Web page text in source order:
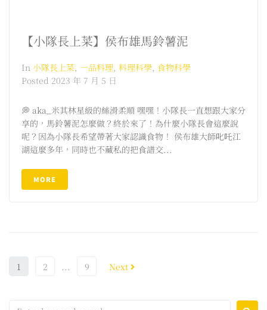
【小隊長上菜】侯布雄馬鈴薯泥
In 小隊長上菜, 一品料理, 料理科學, 食物科學
Posted 2023 年 7 月 5 日
💭 aka_米其林星級的絲滑柔順 嘿嘿！小隊長一直想跟大家分
享的，馬鈴薯泥怎麼做？終於來了！為什麼小隊長會這麼說
呢？因為小隊長希望帶著大家認識食物！ 侯布雄大師叱吒江
湖這麼多年，同時也不藏私的把食譜交...
MORE
1 2 ... 9 Next